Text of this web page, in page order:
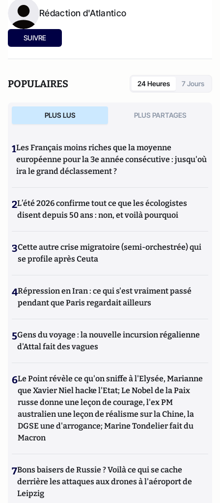
Rédaction d'Atlantico
SUIVRE
POPULAIRES 24 Heures 7 Jours
PLUS LUS PLUS PARTAGES
1Les Français moins riches que la moyenne
européenne pour la 3e année consécutive : jusqu'où
ira le grand déclassement ?
2L’été 2026 confirme tout ce que les écologistes
disent depuis 50 ans : non, et voilà pourquoi
3Cette autre crise migratoire (semi-orchestrée) qui
se profile après Ceuta
4Répression en Iran : ce qui s'est vraiment passé
pendant que Paris regardait ailleurs
5Gens du voyage : la nouvelle incursion régalienne
d'Attal fait des vagues
6Le Point révèle ce qu'on sniffe à l'Elysée, Marianne
que Xavier Niel hacke l'Etat; Le Nobel de la Paix
russe donne une leçon de courage, l'ex PM
australien une leçon de réalisme sur la Chine, la
DGSE une d'arrogance; Marine Tondelier fait du
Macron
7Bons baisers de Russie ? Voilà ce qui se cache
derrière les attaques aux drones à l'aéroport de
Leipzig